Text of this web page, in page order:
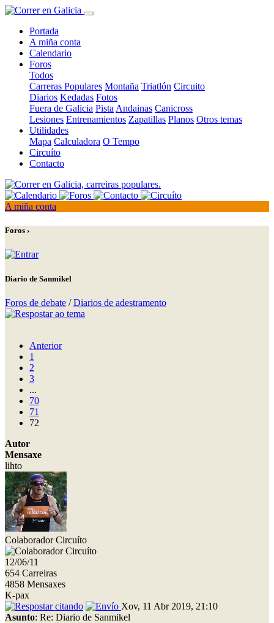
Portada
A miña conta
Calendario
Foros
Todos
Carreras Populares Montaña Triatlón Circuito
Diarios Kedadas Fotos
Fuera de Galicia Pista Andainas Canicross
Lesiones Entrenamientos Zapatillas Planos Otros temas
Utilidades
Mapa Calculadora O Tempo
Circuíto
Contacto
A miña conta
Foros ›
Diario de Sanmikel
Foros de debate /Diarios de adestramento
Anterior
1
2
3
...
70
71
72
Autor
Mensaxe
lihto
Colaborador Circuíto
12/06/11
654 Carreiras
4858 Mensaxes
K-pax
Xov, 11 Abr 2019, 21:10
Asunto: Re: Diario de Sanmikel